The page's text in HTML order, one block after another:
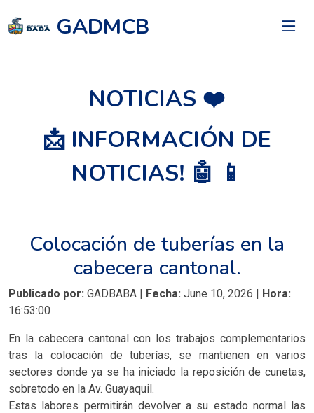
GADMCB
NOTICIAS ❤️
📩 INFORMACIÓN DE
NOTICIAS! 🤖 📱
Colocación de tuberías en la
cabecera cantonal.
Publicado por: GADBABA | Fecha: June 10, 2026 | Hora:
16:53:00
En la cabecera cantonal con los trabajos complementarios
tras la colocación de tuberías, se mantienen en varios
sectores donde ya se ha iniciado la reposición de cunetas,
sobretodo en la Av. Guayaquil.
Estas labores permitirán devolver a su estado normal las